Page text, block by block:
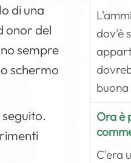
di una
onor del
sempre
schermo
dov'è
Ora è
C'era